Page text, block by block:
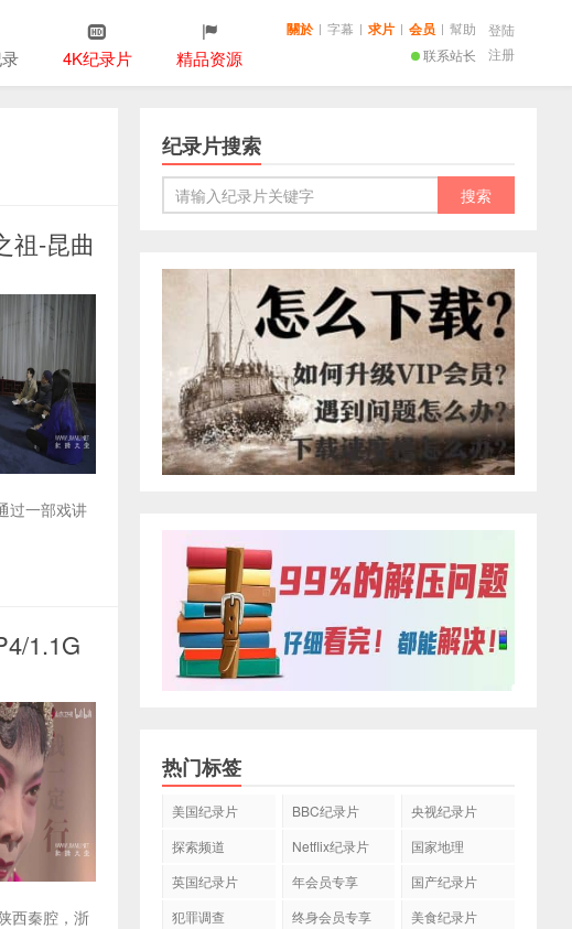
4K纪录片 精品资源 联系站长
關於 | 字幕 | 求片 | 会员 | 幫助
登陆
注册
祖-昆曲
过一部戏讲
1.1G
西秦腔，浙
纪录片搜索
热门标签
美国纪录片 BBC纪录片
央视纪录片
探索频道
Netflix纪录片
国家地理
英国纪录片
年会员专享
国产纪录片
犯罪调查
终身会员专享
美食纪录片